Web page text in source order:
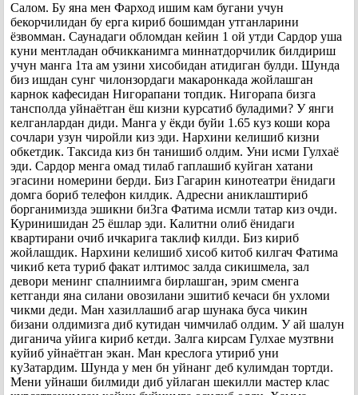
Салом. Бу яна мен Фарход ишим кам бугани учун
бекорчилидан бу ерга кириб бошимдан утганларини
ёзвомман. Саунадаги обломдан кейин 1 ой утди Сардор уша
куни ментладан обчикканимга миннатдорчилик билдириш
учун манга 1та ам узини хисобидан атидиган булди. Шунда
биз ишдан сунг чилонзордаги макаронкада жойлашган
карнок кафесидан Нигорапани топдик. Нигорапа бизга
тансполда уйнаётган ёш кизни курсатиб буладими? У янги
келганлардан диди. Манга у ёкди буйи 1.65 куз коши кора
сочлари узун чиройли киз эди. Нархини келишиб кизни
обкетдик. Таксида киз бн танишиб олдим. Уни исми Гулхаё
эди. Сардор менга омад тилаб гаплашиб куйган хатани
эгасини номерини берди. Биз Гагарин кинотеатри ёнидаги
домга бориб телефон килдик. Адресни аниклаштириб
борганимизда эшикни би3га Фатима исмли татар киз очди.
Куринишидан 25 ёшлар эди. Калитни олиб ёнидаги
квартирани очиб ичкарига таклиф килди. Биз кириб
жойлашдик. Нархини келишиб хисоб китоб килгач Фатима
чикиб кета туриб факат илтимос залда сикишмела, зал
девори менинг спалниимга бирлашган, эрим сменга
кетганди яна силани овозилани эшитиб кечаси бн ухломи
чикми деди. Ман хазиллашиб агар шунака буса чикин
бизани олдимизга диб кутидан чимчилаб олдим. У ай шалун
диганича уйига кириб кетди. Залга кирсам Гулхае музтвни
куйиб уйнаётган экан. Ман креслога утириб уни
ку3атардим. Шунда у мен бн уйнанг деб кулимдан тортди.
Мени уйнаши билмиди диб уйлаган шекилли мастер клас